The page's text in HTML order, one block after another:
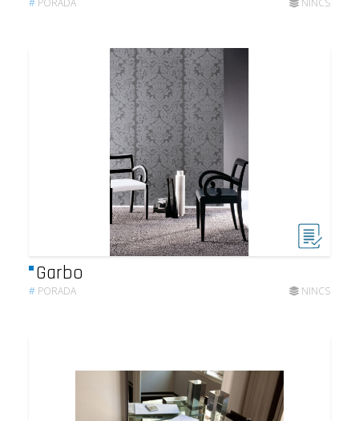
Garbo
# PORADA NINCS